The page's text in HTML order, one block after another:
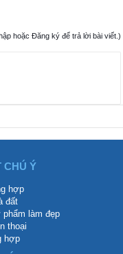
hoặc Đăng ký để trả lời bài viết.)
CHÚ Ý
hợp
đất
phẩm làm đẹp
thoại
hợp